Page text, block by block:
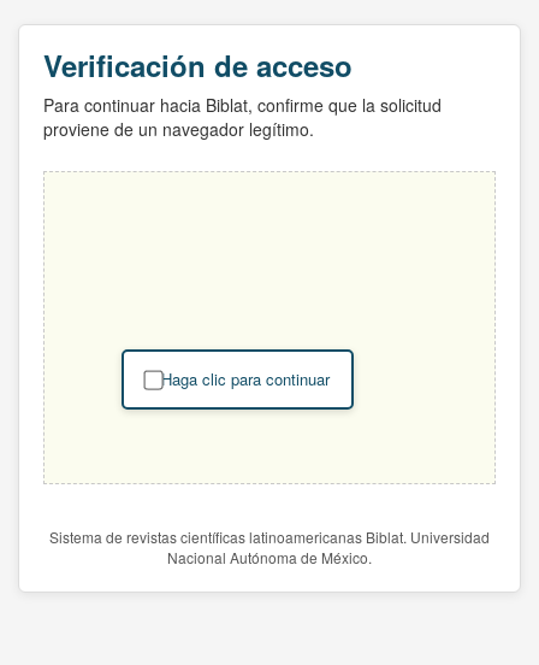
Verificación de acceso
Para continuar hacia Biblat, confirme que la solicitud
proviene de un navegador legítimo.
Haga clic para continuar
Sistema de revistas científicas latinoamericanas Biblat. Universidad
Nacional Autónoma de México.